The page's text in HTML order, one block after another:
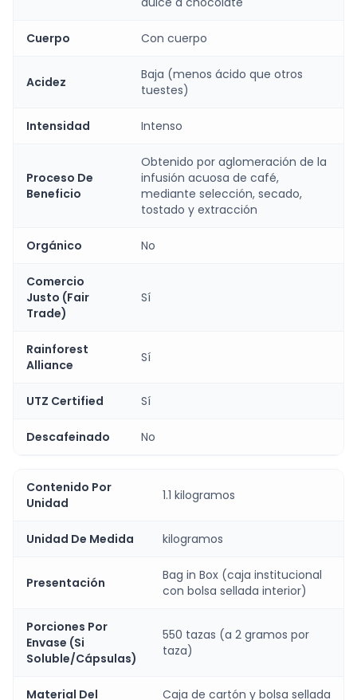
Cuerpo Con cuerpo
Acidez
Baja (menos ácido que otros
tuestes)
Intensidad Intenso
Proceso De
Beneficio
Obtenido por aglomeración de la
infusión acuosa de café,
mediante selección, secado,
tostado y extracción
Orgánico No
Comercio
Justo (Fair
Trade)
Sí
Rainforest
Alliance
Sí
UTZ Certified Sí
Descafeinado No
Contenido Por
Unidad
1.1 kilogramos
Unidad De Medida kilogramos
Presentación
Bag in Box (caja institucional
con bolsa sellada interior)
Porciones Por
Envase (Si
Soluble/Cápsulas)
550 tazas (a 2 gramos por
taza)
Material Del
Caja de cartón y bolsa sellada